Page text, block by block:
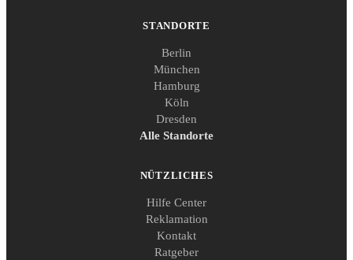
STANDORTE
Berlin
München
Hamburg
Köln
Dresden
Alle Standorte
NÜTZLICHES
Hilfe Center
Reklamation
Kontakt
Ratgeber